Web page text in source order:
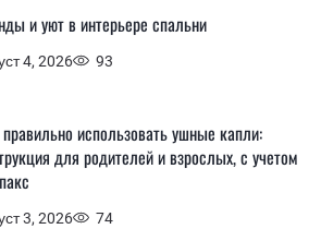
4, 2026 93
и уют в интерьере спальни
3, 2026 74
использовать ушные капли:
для родителей и взрослых, с учетом